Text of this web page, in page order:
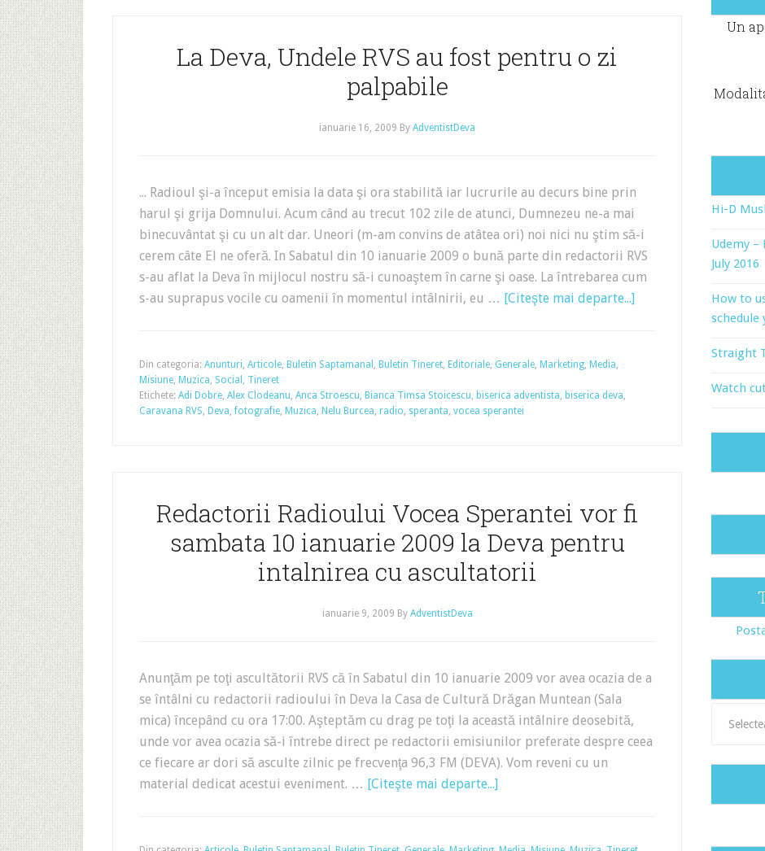
La Deva, Undele RVS au fost pentru o zi
palpabile
ianuarie 16, 2009 By AdventistDeva
... Radioul şi-a început emisia la data şi ora stabilită iar lucrurile au decurs bine prin
harul şi grija Domnului. Acum când au trecut 102 zile de atunci, Dumnezeu ne-a mai
binecuvântat şi cu un alt dar. Uneori (m-am convins de atâtea ori) noi nici nu ştim să-i
cerem câte El ne oferă. In Sabatul din 10 ianuarie 2009 o bună parte din redactorii RVS
s-au aflat la Deva în mijlocul nostru să-i cunoaştem în carne şi oase. La întrebarea cum
s-au suprapus vocile cu oamenii în momentul intâlnirii, eu … [Citeşte mai departe...]
Din categoria: Anunturi, Articole, Buletin Saptamanal , Buletin Tineret, Editoriale, Generale, Marketing, Media,
Misiune, Muzica, Social , Tineret
Etichete: Adi Dobre, Alex Clodeanu, Anca Stroescu, Bianca Timsa Stoicescu, biserica adventista, biserica deva,
Caravana RVS, Deva,fotografie, Muzica, Nelu Burcea, radio, speranta, vocea sperantei
Redactorii Radioului Vocea Sperantei vor fi
sambata 10 ianuarie 2009 la Deva pentru
intalnirea cu ascultatorii
ianuarie 9, 2009 By AdventistDeva
Anunţăm pe toţi ascultătorii RVS că în Sabatul din 10 ianuarie 2009 vor avea ocazia de a
se întâlni cu redactorii radioului în Deva la Casa de Cultură Drăgan Muntean (Sala
mica) începând cu ora 17:00. Aşteptăm cu drag pe toţi la această intâlnire deosebită,
unde vor avea ocazia să-i întrebe direct pe redactorii emisiunilor preferate despre ceea
ce fiecare ar dori să asculte zilnic pe frecvenţa 96,3 FM (DEVA). Vom reveni cu un
material dedicat acestui eveniment. … [Citeşte mai departe...]
Un
Hi-D
Udemy –
July 2016
How to
Straight
Watch